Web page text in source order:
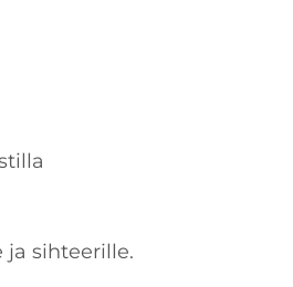
ja sihteerille.